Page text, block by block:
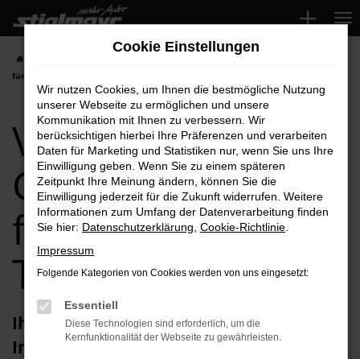
Zum
Hauptinhalt
springen
für Ingolstadt Top-Angebote
VW Arteon
Gebrauchtwagen
für Ingolstadt
Top-Angebote
Ihren VW Arteon Gebrauchtwagen für
Ingolstadt erhalten Sie im Autohaus
Cookie Einstellungen
Wir nutzen Cookies, um Ihnen die bestmögliche Nutzung
unserer Webseite zu ermöglichen und unsere
Kommunikation mit Ihnen zu verbessern. Wir
berücksichtigen hierbei Ihre Präferenzen und verarbeiten
Daten für Marketing und Statistiken nur, wenn Sie uns Ihre
Einwilligung geben. Wenn Sie zu einem späteren
Zeitpunkt Ihre Meinung ändern, können Sie die
Einwilligung jederzeit für die Zukunft widerrufen. Weitere
Informationen zum Umfang der Datenverarbeitung finden
Sie hier: Datenschutzerklärung Cookie-Richtlinie
Impressum
Folgende Kategorien von Cookies werden von uns eingesetzt:
Essentiell
Diese Technologien sind erforderlich, um die
Kernfunktionalität der Webseite zu gewährleisten.